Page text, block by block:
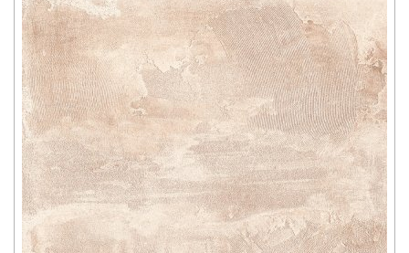
популярных, благодаря своему яркому и
характерному дизайну.